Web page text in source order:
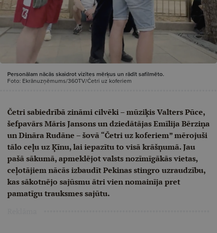
Personālam nācās skaidrot vizītes mērķus un rādīt safilmēto.
Foto: Ekrānuzņēmums/360TV/Četri uz koferiem
Četri sabiedrībā zināmi cilvēki – mūziķis Valters Pūce,
šefpavārs Māris Jansons un dziedātājas Emīlija Bērziņa
un Dināra Rudāne – šovā “Četri uz koferiem” mērojuši
tālo ceļu uz Ķīnu, lai iepazītu to visā krāšņumā. Jau
pašā sākumā, apmeklējot valsts nozīmīgākās vietas,
ceļotājiem nācās izbaudīt Pekinas stingro uzraudzību,
kas sākotnējo sajūsmu ātri vien nomainīja pret
pamatīgu trauksmes sajūtu.